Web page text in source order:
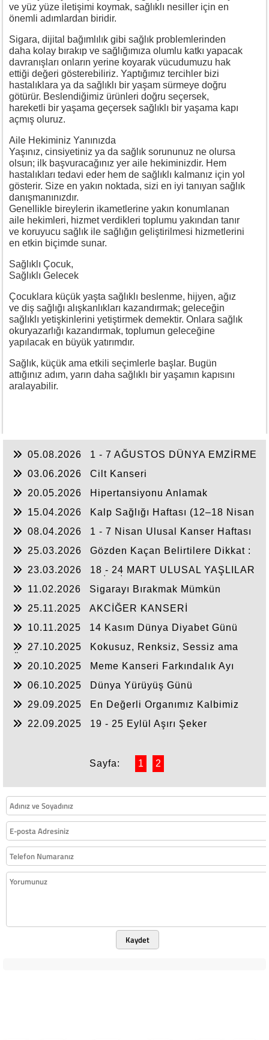
ve yüz yüze iletişimi koymak, sağlıklı nesiller için en
önemli adımlardan biridir.
Sigara, dijital bağımlılık gibi sağlık problemlerinden
daha kolay bırakıp ve sağlığımıza olumlu katkı yapacak
davranışları onların yerine koyarak vücudumuzu hak
ettiği değeri gösterebiliriz. Yaptığımız tercihler bizi
hastalıklara ya da sağlıklı bir yaşam sürmeye doğru
götürür. Beslendiğimiz ürünleri doğru seçersek,
hareketli bir yaşama geçersek sağlıklı bir yaşama kapı
açmış oluruz.
Aile Hekiminiz Yanınızda
Yaşınız, cinsiyetiniz ya da sağlık sorununuz ne olursa
olsun; ilk başvuracağınız yer aile hekiminizdir. Hem
hastalıkları tedavi eder hem de sağlıklı kalmanız için yol
gösterir. Size en yakın noktada, sizi en iyi tanıyan sağlık
danışmanınızdır.
Genellikle bireylerin ikametlerine yakın konumlanan
aile hekimleri, hizmet verdikleri toplumu yakından tanır
ve koruyucu sağlık ile sağlığın geliştirilmesi hizmetlerini
en etkin biçimde sunar.
Sağlıklı Çocuk,
Sağlıklı Gelecek
Çocuklara küçük yaşta sağlıklı beslenme, hijyen, ağız
ve diş sağlığı alışkanlıkları kazandırmak; geleceğin
sağlıklı yetişkinlerini yetiştirmek demektir. Onlara sağlık
okuryazarlığı kazandırmak, toplumun geleceğine
yapılacak en büyük yatırımdır.
Sağlık, küçük ama etkili seçimlerle başlar. Bugün
attığınız adım, yarın daha sağlıklı bir yaşamın kapısını
aralayabilir.
05.08.2026
1 - 7 AĞUSTOS DÜNYA EMZİRME
03.06.2026
Cilt Kanseri
20.05.2026
Hipertansiyonu Anlamak
15.04.2026
Kalp Sağlığı Haftası (12–18 Nisan
08.04.2026
1 - 7 Nisan Ulusal Kanser Haftası
25.03.2026
Gözden Kaçan Belirtilere Dikkat :
23.03.2026
18 - 24 MART ULUSAL YAŞLILAR
11.02.2026
Sigarayı Bırakmak Mümkün
25.11.2025
AKCİĞER KANSERİ
10.11.2025
14 Kasım Dünya Diyabet Günü
27.10.2025
Kokusuz, Renksiz, Sessiz ama
20.10.2025
Meme Kanseri Farkındalık Ayı
06.10.2025
Dünya Yürüyüş Günü
29.09.2025
En Değerli Organımız Kalbimiz
22.09.2025
19 - 25 Eylül Aşırı Şeker
Sayfa: 1 2
Kaydet